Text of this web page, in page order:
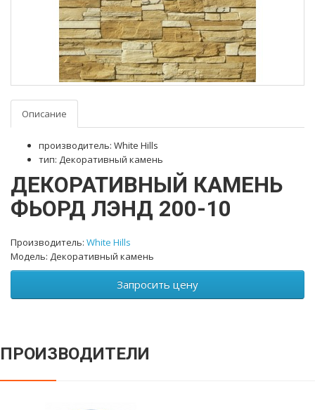
Описание
производитель: White Hills
тип: Декоративный камень
ДЕКОРАТИВНЫЙ КАМЕНЬ
ФЬОРД ЛЭНД 200-10
Производитель: White Hills
Модель: Декоративный камень
Запросить цену
ПРОИЗВОДИТЕЛИ